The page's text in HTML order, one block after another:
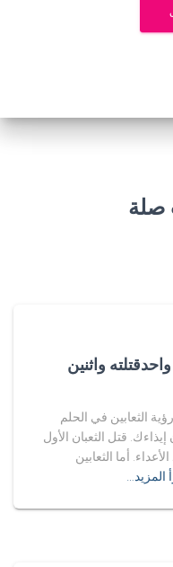
صلة
واثنين
الثعابين في الحلم
قتل الثعبان الأول
أما الثعابين
المزيد…